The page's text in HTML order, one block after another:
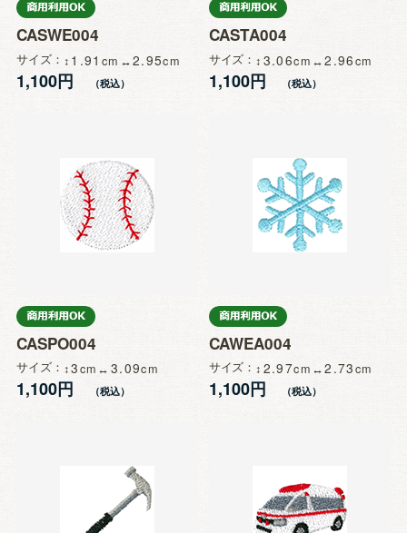
CASWE004
サイズ 1.91 2.95
1,100円
CASTA004
サイズ 3.06 2.96
1,100円
CASPO004
サイズ 3 3.09
1,100円
CAWEA004
サイズ 2.97 2.73
1,100円